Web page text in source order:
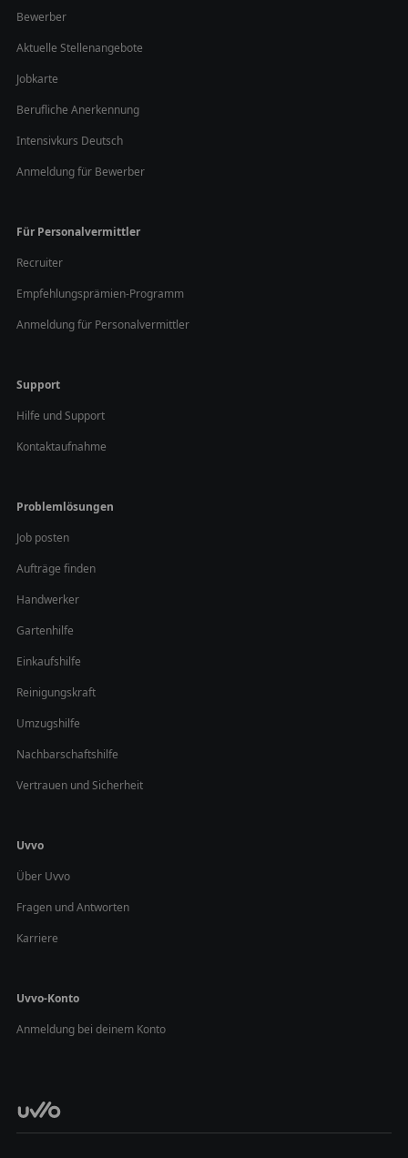
Bewerber
Aktuelle Stellenangebote
Jobkarte
Berufliche Anerkennung
Intensivkurs Deutsch
Anmeldung für Bewerber
Für Personalvermittler
Recruiter
Empfehlungsprämien-Programm
Anmeldung für Personalvermittler
Support
Hilfe und Support
Kontaktaufnahme
Problemlösungen
Job posten
Aufträge finden
Handwerker
Gartenhilfe
Einkaufshilfe
Reinigungskraft
Umzugshilfe
Nachbarschaftshilfe
Vertrauen und Sicherheit
Uvvo
Über Uvvo
Fragen und Antworten
Karriere
Uvvo-Konto
Anmeldung bei deinem Konto